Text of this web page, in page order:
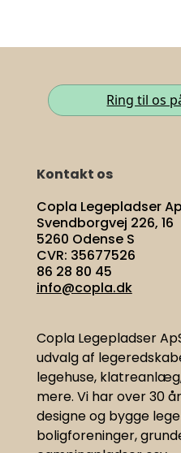
Ring til os
Kontakt os
Copla Legepladser
Svendborgvej 226, 16
5260 Odense S
CVR: 35677526
86 28 80 45
info@copla.dk
Copla Legepladser
udvalg af
legehuse,
mere. Vi harover 30
designe og bygge
boligforeninger,